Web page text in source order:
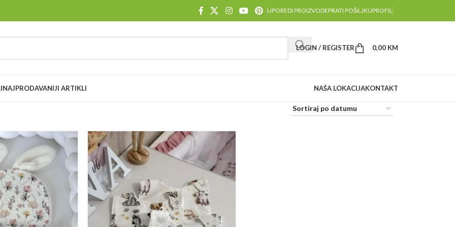
UPOREDI PROIZVODEPRATI POŠILJKUPROFIL
LOGIN / REGISTER 0,00 KM
NAJPRODAVANIJI ARTIKLI NAŠA LOKACIJAKONTAKT